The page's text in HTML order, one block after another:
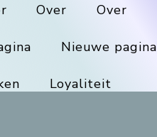
Over Over
Nieuwe pagina
Loyaliteit